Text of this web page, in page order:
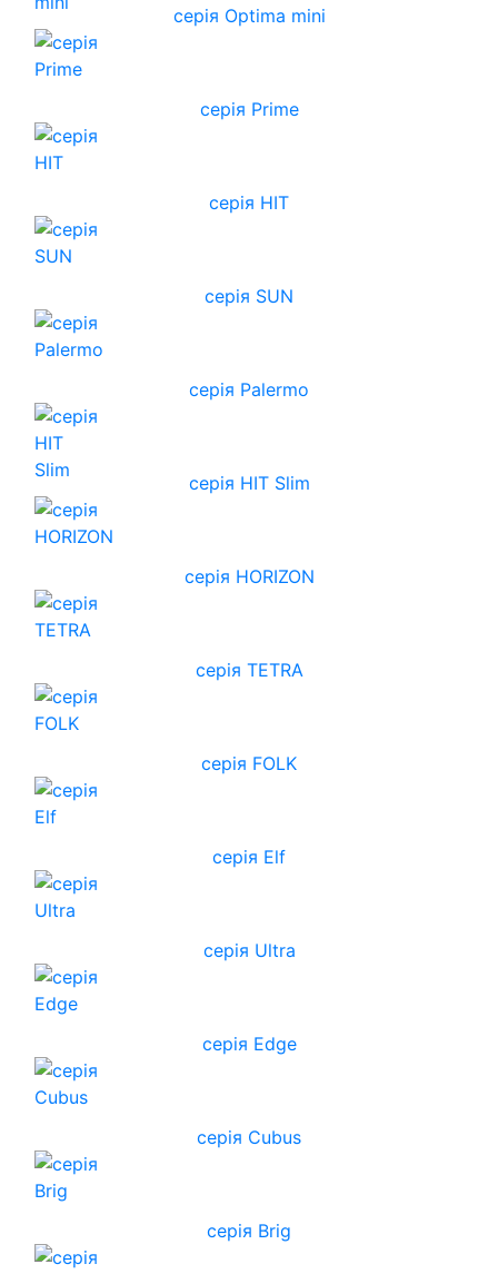
серія Optima mini
серія Prime
серія HIT
серія SUN
серія Palermo
серія HIT Slim
cерія HORIZON
серія TETRA
серія FOLK
серія Elf
серія Ultra
серія Edge
серія Cubus
серія Brig